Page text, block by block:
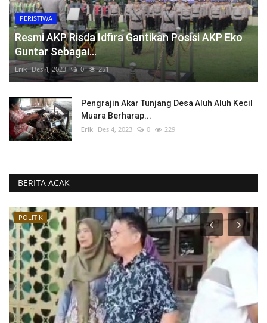
PERISTIWA
Resmi AKP Risda Idfira Gantikan Posisi AKP Eko
Guntar Sebagai...
Erik Des 4, 2023 0 251
Pengrajin Akar Tunjang Desa Aluh Aluh Kecil
Muara Berharap...
Erik Des 4, 2023 0 229
BERITA ACAK
PERISTIWA